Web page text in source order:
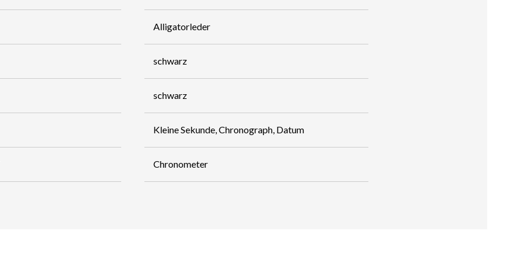
Alligatorleder
schwarz
schwarz
Kleine Sekunde, Chronograph, Datum
Chronometer